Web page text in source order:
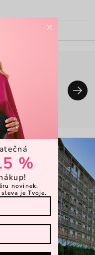
×
%
novinek,
je Tvoje.